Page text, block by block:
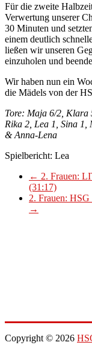
Für die zweite
Verwertung unserer
30 Minuten und
einem deutlich
ließen wir unseren
einzuholen und
Wir haben nun ein
die Mädels von der
Tore: Maja 6/2, Klara
Rika 2, Lea 1, Sina
& Anna-Lena
Spielbericht: Lea
← 2. Frauen:
(31:17)
2. Frauen:
→
Copyright © 2026